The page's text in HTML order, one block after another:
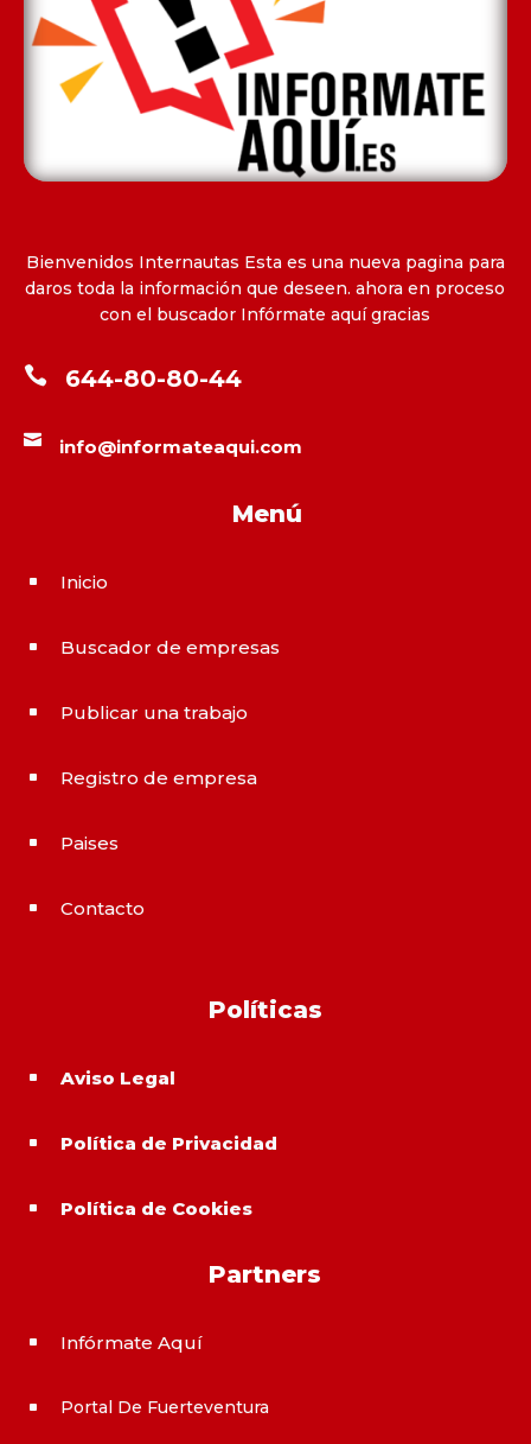
Bienvenidos Internautas Esta es una nueva pagina para
daros toda la información que deseen. ahora en proceso
con el buscador Infórmate aquí gracias
 644-80-80-44
 info@informateaqui.com
Menú
^ Inicio
^ Buscador de empresas
^ Publicar una trabajo
^ Registro de empresa
^ Paises
^ Contacto
Políticas
^ Aviso Legal
^ Política de Privacidad
^ Política de Cookies
Partners
^ Infórmate Aquí
^ Portal De Fuerteventura